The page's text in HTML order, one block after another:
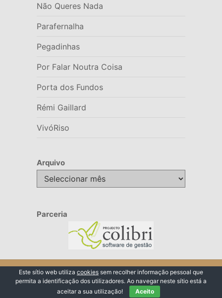
Não Queres Nada
Parafernalha
Pegadinhas
Por Falar Noutra Coisa
Porta dos Fundos
Rémi Gaillard
VivóRiso
Arquivo
Arquivo
Parceria
© 2026 VivóRiso
Voltar ao Topo ↑
Este sítio web utiliza cookies sem recolher informação pessoal que
permita a identificação dos utilizadores. Ao navegar neste sítio está a
aceitar a sua utilização!
Aceito